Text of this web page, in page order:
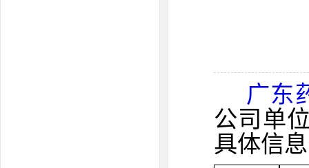
广东
公司单
具体信